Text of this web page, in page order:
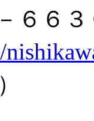
６６３